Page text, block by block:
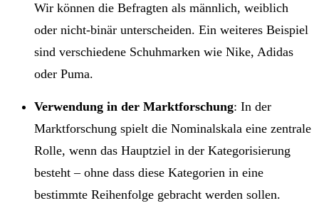
Wir können die Befragten als männlich, weiblich
oder nicht-binär unterscheiden. Ein weiteres Beispiel
sind verschiedene Schuhmarken wie Nike, Adidas
oder Puma.
Verwendung in der Marktforschung: In der
Marktforschung spielt die Nominalskala eine zentrale
Rolle, wenn das Hauptziel in der Kategorisierung
besteht – ohne dass diese Kategorien in eine
bestimmte Reihenfolge gebracht werden sollen.